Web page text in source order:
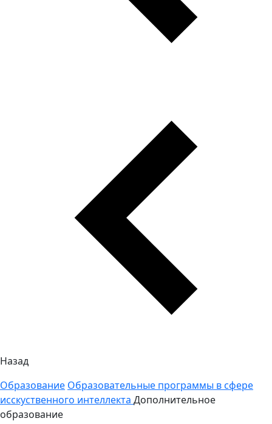
Назад
Образование Образовательные программы в сфере
исскуственного интеллекта Дополнительное
образование